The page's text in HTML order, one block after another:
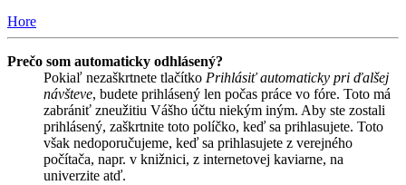
Hore
Prečo som automaticky odhlásený?
Pokiaľ nezaškrtnete tlačítko Prihlásiť automaticky pri ďalšej
návšteve, budete prihlásený len počas práce vo fóre. Toto má
zabrániť zneužitiu Vášho účtu niekým iným. Aby ste zostali
prihlásený, zaškrtnite toto políčko, keď sa prihlasujete. Toto
však nedoporučujeme, keď sa prihlasujete z verejného
počítača, napr. v knižnici, z internetovej kaviarne, na
univerzite atď.